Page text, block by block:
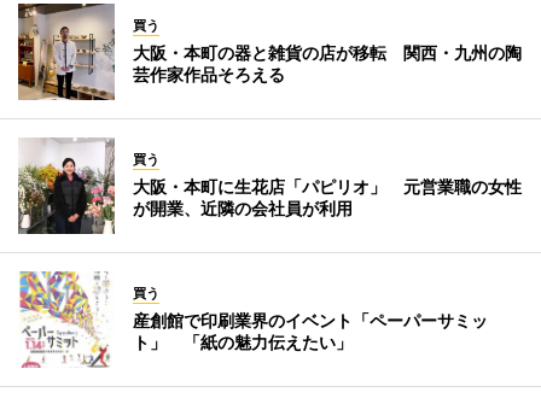
買う
大阪・本町の器と雑貨の店が移転 関西・九州の陶
芸作家作品そろえる
買う
大阪・本町に生花店「パピリオ」 元営業職の女性
が開業、近隣の会社員が利用
買う
産創館で印刷業界のイベント「ペーパーサミッ
ト」 「紙の魅力伝えたい」